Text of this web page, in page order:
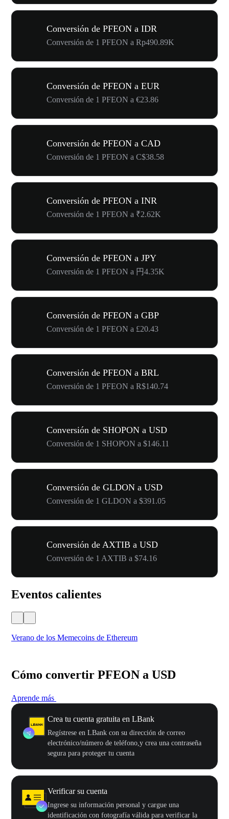
Conversión de PFEON a IDR
Conversión de 1 PFEON a Rp490.89K
Conversión de PFEON a EUR
Conversión de 1 PFEON a €23.86
Conversión de PFEON a CAD
Conversión de 1 PFEON a C$38.58
Conversión de PFEON a INR
Conversión de 1 PFEON a ₹2.62K
Conversión de PFEON a JPY
Conversión de 1 PFEON a 円4.35K
Conversión de PFEON a GBP
Conversión de 1 PFEON a £20.43
Conversión de PFEON a BRL
Conversión de 1 PFEON a R$140.74
Conversión de SHOPON a USD
Conversión de 1 SHOPON a $146.11
Conversión de GLDON a USD
Conversión de 1 GLDON a $391.05
Conversión de AXTIB a USD
Conversión de 1 AXTIB a $74.16
Eventos calientes
Verano de los Memecoins de Ethereum
Cómo convertir PFEON a USD
Aprende más
Crea tu cuenta gratuita en LBank
Regístrese en LBank con su dirección de correo
electrónico/número de teléfono,y crea una contraseña
segura para proteger tu cuenta
Verificar su cuenta
Ingrese su información personal y cargue una
identificación con fotografía válida para verificar la